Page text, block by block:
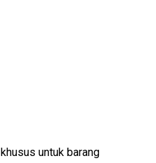
untuk barang